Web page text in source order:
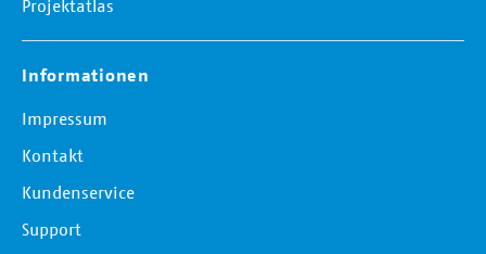
Projektatlas
Informationen
Impressum
Kontakt
Kundenservice
Support